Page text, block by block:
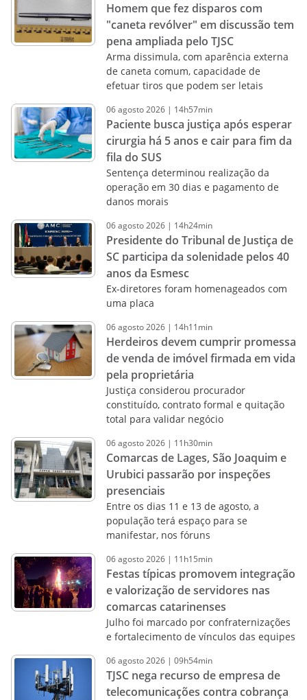
Homem que fez disparos com
"caneta revólver" em discussão tem
pena ampliada pelo TJSC
Arma dissimula, com aparência externa
de caneta comum, capacidade de
efetuar tiros que podem ser letais
06agosto2026 | 14h57min
Paciente busca justiça após esperar
cirurgia há 5 anos e cair para fim da
fila do SUS
Sentença determinou realização da
operação em 30 dias e pagamento de
danos morais
06agosto2026 | 14h24min
Presidente do Tribunal de Justiça de
SC participa da solenidade pelos 40
anos da Esmesc
Ex-diretores foram homenageados com
uma placa
06agosto2026 | 14h11min
Herdeiros devem cumprir promessa
de venda de imóvel firmada em vida
pela proprietária
Justiça considerou procurador
constituído, contrato formal e quitação
total para validar negócio
06agosto2026 | 11h30min
Comarcas de Lages, São Joaquim e
Urubici passarão por inspeções
presenciais
Entre os dias 11 e 13 de agosto, a
população terá espaço para se
manifestar, nos fóruns
06agosto2026 | 11h15min
Festas típicas promovem integração
e valorização de servidores nas
comarcas catarinenses
Julho foi marcado por confraternizações
e fortalecimento de vínculos das equipes
06agosto2026 | 09h54min
TJSC nega recurso de empresa de
telecomunicações contra cobrança